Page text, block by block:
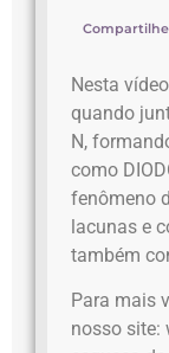
Nesta
quando
N,
como
fenômeno
lacunas e
também
Para mais
nosso site: